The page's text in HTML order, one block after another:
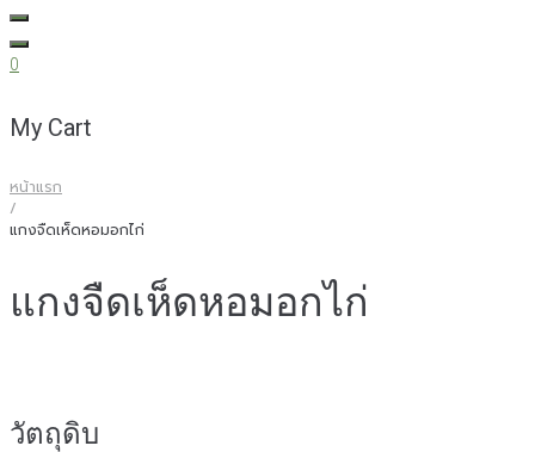
…
0
My Cart
หน้าแรก
/
แกงจืดเห็ดหอมอกไก่
แกงจืดเห็ดหอมอกไก่
วัตถุดิบ